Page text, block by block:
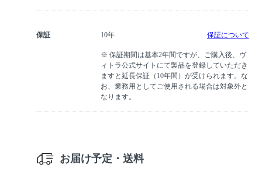
保証 10年 保証について
※ 保証期間は基本2年間ですが、ご購入後、ヴ
ィトラ公式サイトにて製品を登録していただき
ますと延長保証（10年間）が受けられます。な
お、業務用としてご使用される場合は対象外と
なります。
お届け予定・送料